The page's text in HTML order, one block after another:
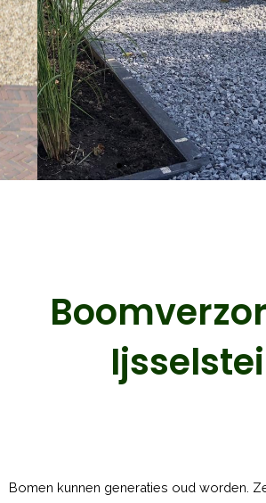
Direct contact
Bomen kunnen generaties oud worden.